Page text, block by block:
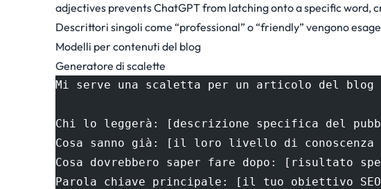
adjectives prevents ChatGPT from latching onto a specific word,
Descrittori singoli come “professional” o “friendly” vengono
Modelli per contenuti del blog
Generatore di scalette
Mi serve una scaletta per un articolo del blog
Chi lo leggerà: [descrizione specifica del
Cosa sanno già: [il loro livello di conoscenza
Cosa dovrebbero saper fare dopo: [risultato
Parola chiave principale: [il tuo obiettivo